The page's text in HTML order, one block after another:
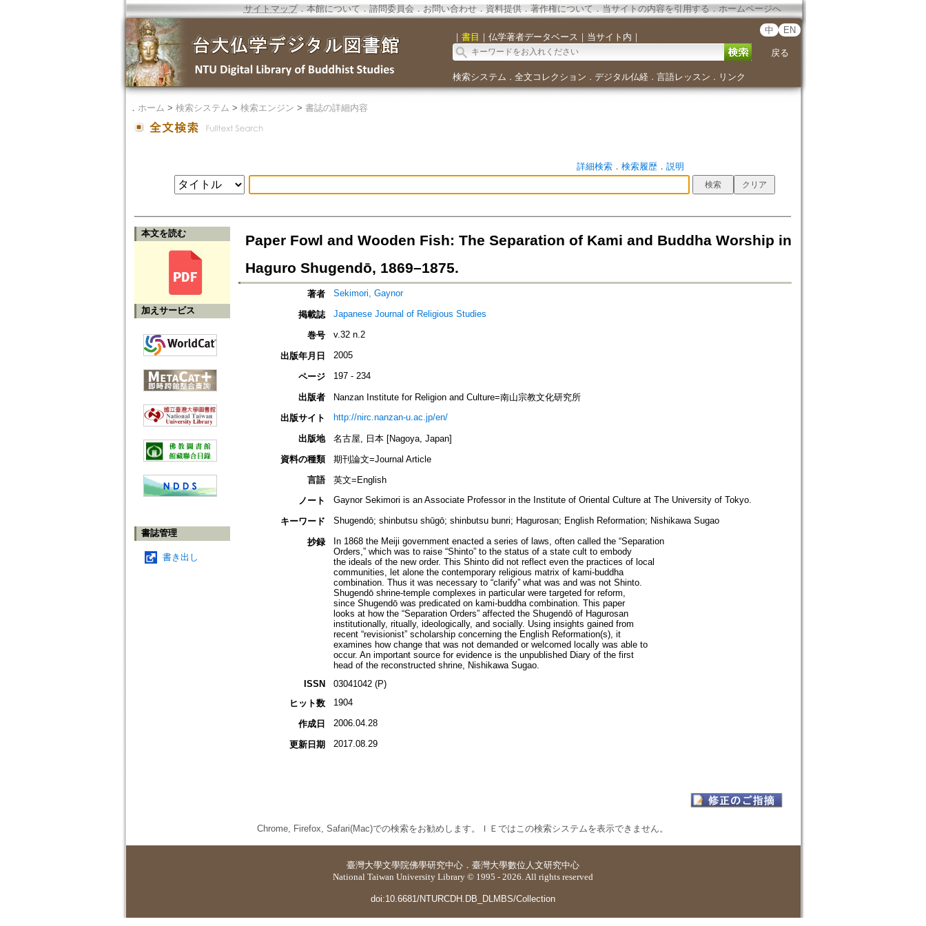
サイトマップ．本館について ． 諮問委員会． お問い合わせ． 資料提供． 著作権について．当サイトの内容を引用する ． ホームページへ
｜ 書目 ｜ 仏学著者データベース ｜ 当サイト内 ｜
中 EN
戻る
検索システム ． 全文コレクション ． デジタル仏経． 言語レッスン ． リンク
． ホーム > 検索システム > 検索エンジン > 書誌の詳細内容
詳細検索． 検索履歴． 説明
本文を読む
加えサービス
書誌管理
書き出し
Paper Fowl and Wooden Fish: The Separation of Kami and Buddha Worship in
Haguro Shugendō, 1869–1875.
著者 Sekimori, Gaynor
掲載誌 Japanese Journal of Religious Studies
巻号 v.32 n.2
出版年月日 2005
ページ 197 - 234
出版者
Nanzan Institute for Religion and Culture=南山宗教文化研究所
出版サイト
http://nirc.nanzan-u.ac.jp/en/
出版地
名古屋, 日本 [Nagoya, Japan]
資料の種類
期刊論文=Journal Article
言語
英文=English
ノート
Gaynor Sekimori is an Associate Professor in the Institute of Oriental Culture at The University of Tokyo.
キーワード Shugendō; shinbutsu shūgō; shinbutsu bunri; Hagurosan; English Reformation; Nishikawa Sugao
抄録
In 1868 the Meiji government enacted a series of laws, often called the “Separation
Orders,” which was to raise “Shinto” to the status of a state cult to embody
the ideals of the new order. This Shinto did not reflect even the practices of local
communities, let alone the contemporary religious matrix of kami-buddha
combination. Thus it was necessary to “clarify” what was and was not Shinto.
Shugendō shrine-temple complexes in particular were targeted for reform,
since Shugendō was predicated on kami-buddha combination. This paper
looks at how the “Separation Orders” affected the Shugendō of Hagurosan
institutionally, ritually, ideologically, and socially. Using insights gained from
recent “revisionist” scholarship concerning the English Reformation(s), it
examines how change that was not demanded or welcomed locally was able to
occur. An important source for evidence is the unpublished Diary of the first
head of the reconstructed shrine, Nishikawa Sugao.
ISSN
03041042 (P)
ヒット数
1904
作成日 2006.04.28
更新日期 2017.08.29
Chrome, Firefox, Safari(Mac)での検索をお勧めします。ＩＥではこの検索システムを表示できません。
臺灣大學文學院佛學研究中心 ． 臺灣大學數位人文研究中心
National Taiwan University Library © 1995 - 2026. All rights reserved
doi:10.6681/NTURCDH.DB_DLMBS/Collection